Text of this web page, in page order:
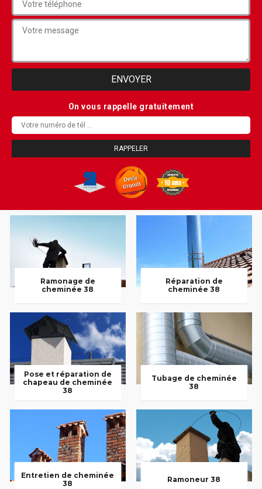
On vous rappelle gratuitement
Ramonage de
cheminée 38
Réparation de
cheminée 38
Pose et réparation de
chapeau de cheminée
38
Tubage de cheminée
38
Entretien de cheminée
38
Ramoneur 38